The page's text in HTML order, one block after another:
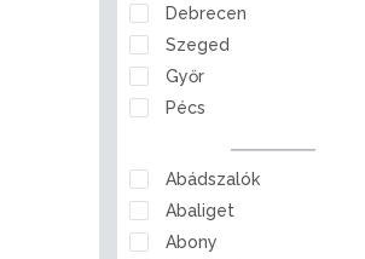
Pest
Somogy
Szabolcs-Szatmár-Bereg
Tolna
Veszprém
Zala
Debrecen
Szeged
Győr
Pécs
Abádszalók
Abaliget
Abony